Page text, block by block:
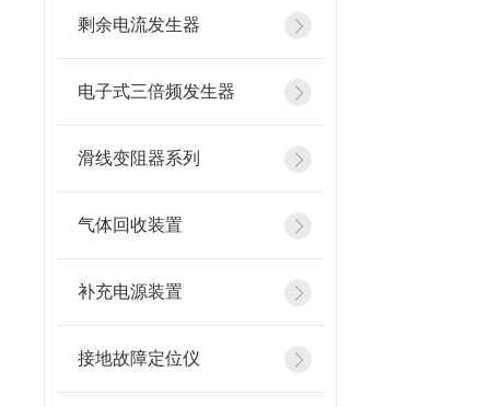
剩余电流发生器
电子式三倍频发生器
滑线变阻器系列
气体回收装置
补充电源装置
接地故障定位仪